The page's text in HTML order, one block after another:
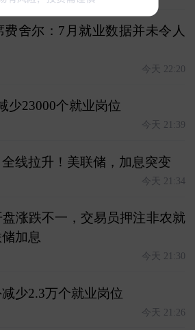
舍尔：7月就业数据并未令人
今天 22:20
少23000个就业岗位
今天 21:39
线拉升！美联储，加息突变
今天 21:34
涨跌不一，交易员押注非农就
加息
今天 21:30
少2.3万个就业岗位
今天 21:26